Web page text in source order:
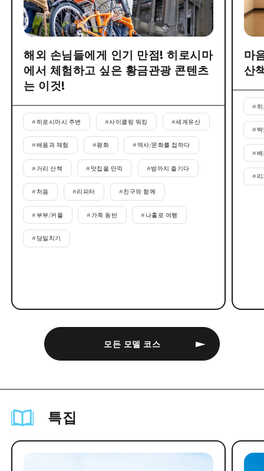
모든 모델 코스
해외 손님들에게 인기 만점! 히로시마
에서 체험하고 싶은 황금관광 콘텐츠
는 이것!
#히로시마시 주변 #사이클링 워킹 #세계유산
#배움과 체험 #평화 # 역사/문화를 접하다
# 거리 산책 # 맛집을 만끽 #밤까지 즐기다
#처음 #리피터 #친구와 함께
#부부/커플 # 가족 동반 # 나홀로 여행
# 당일치기
마
산
#히
#
#배
#
특집